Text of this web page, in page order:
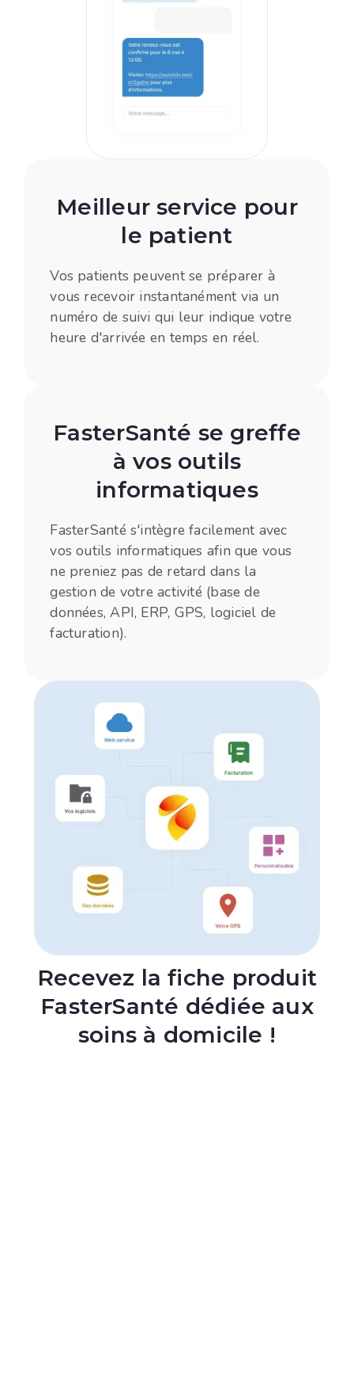
Meilleur service pour
le patient
Vos patients peuvent se préparer à
vous recevoir instantanément via un
numéro de suivi qui leur indique votre
heure d'arrivée en temps en réel. ​
FasterSanté se greffe
à vos outils
informatiques
FasterSanté s'intègre facilement avec
vos outils informatiques afin que vous
ne preniez pas de retard dans la
gestion de votre activité (base de
données, API, ERP, GPS, logiciel de
facturation).
Recevez la fiche produit
FasterSanté dédiée aux
soins à domicile !